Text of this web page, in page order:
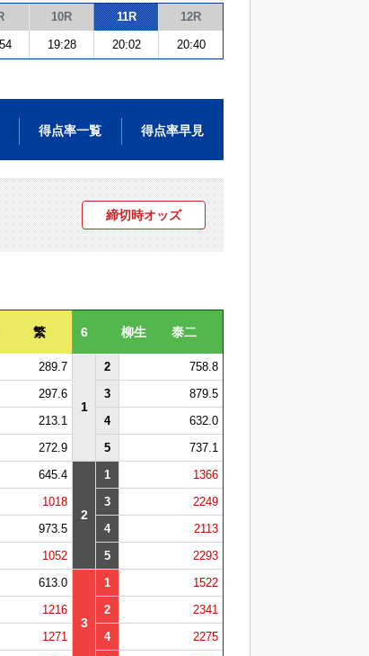
10R 11R 12R
19:28 20:02 20:40
得点率一覧 得点率早見
締切時オッズ
繁 6 柳生 泰二
289.7
1
2
758.8
297.6 3
879.5
213.1 4
632.0
272.9 5 737.1
645.4
2
1
1366
1018 3
2249
973.5 4
2113
1052 5 2293
613.0
3
1
1522
1216 2
2341
1271 4
2275